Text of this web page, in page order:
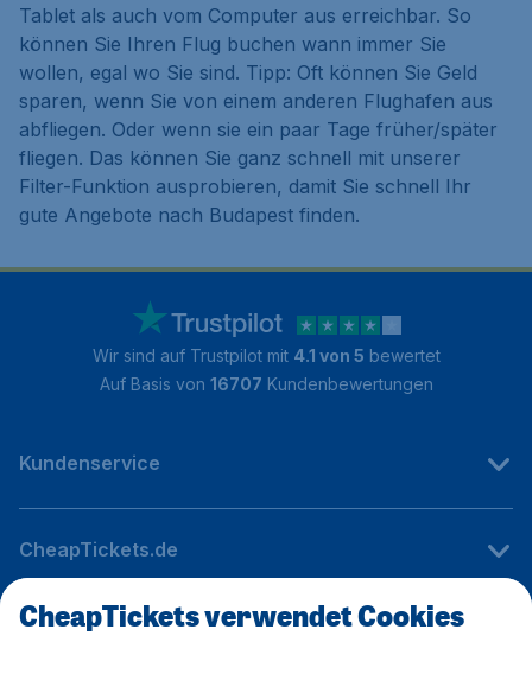
Tablet als auch vom Computer aus erreichbar. So
können Sie Ihren Flug buchen wann immer Sie
wollen, egal wo Sie sind. Tipp: Oft können Sie Geld
sparen, wenn Sie von einem anderen Flughafen aus
abfliegen. Oder wenn sie ein paar Tage früher/später
fliegen. Das können Sie ganz schnell mit unserer
Filter-Funktion ausprobieren, damit Sie schnell Ihr
gute Angebote nach Budapest finden.
Wir sind auf Trustpilot mit 4.1 von 5 bewertet
Auf Basis von 16707 Kundenbewertungen
Kundenservice
CheapTickets.de
Internationale Webseiten
CheapTickets verwendet Cookies